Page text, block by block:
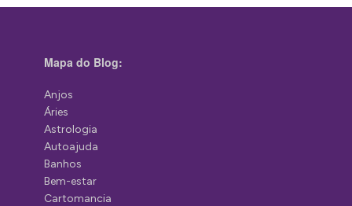
Mapa do Blog:
Anjos
Áries
Astrologia
Autoajuda
Banhos
Bem-estar
Cartomancia